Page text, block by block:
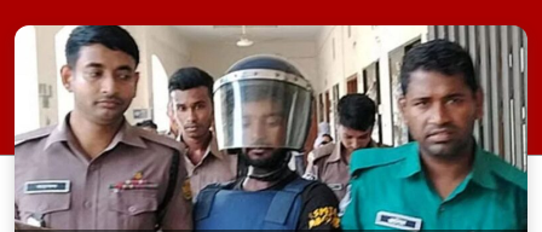
সেবন করেছিলেন বলে জবানবন্দিতে
জানিয়েছেন আসামি। রোববার (২৪ মে) সকালে
মামলার তদন্ত কর্মকর্তা পল্লবী থানার উপ-
পরিদর্শক অহিদুজ্জামান এ তথ্য নিছিত করেন।
তিনি বলেন, […]